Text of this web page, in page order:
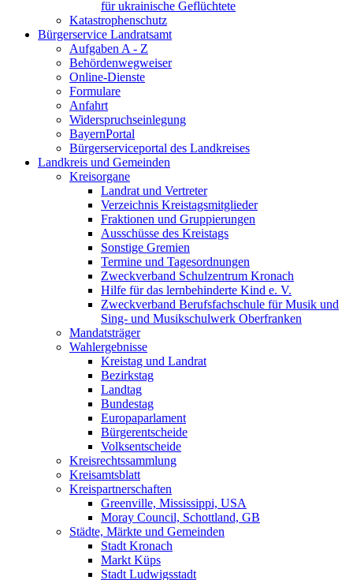
für ukrainische Geflüchtete
Katastrophenschutz
Bürgerservice Landratsamt
Aufgaben A - Z
Behördenwegweiser
Online-Dienste
Formulare
Anfahrt
Widerspruchseinlegung
BayernPortal
Bürgerserviceportal des Landkreises
Landkreis und Gemeinden
Kreisorgane
Landrat und Vertreter
Verzeichnis Kreistagsmitglieder
Fraktionen und Gruppierungen
Ausschüsse des Kreistags
Sonstige Gremien
Termine und Tagesordnungen
Zweckverband Schulzentrum Kronach
Hilfe für das lernbehinderte Kind e. V.
Zweckverband Berufsfachschule für Musik und
Sing- und Musikschulwerk Oberfranken
Mandatsträger
Wahlergebnisse
Kreistag und Landrat
Bezirkstag
Landtag
Bundestag
Europaparlament
Bürgerentscheide
Volksentscheide
Kreisrechtssammlung
Kreisamtsblatt
Kreispartnerschaften
Greenville, Mississippi, USA
Moray Council, Schottland, GB
Städte, Märkte und Gemeinden
Stadt Kronach
Markt Küps
Stadt Ludwigsstadt